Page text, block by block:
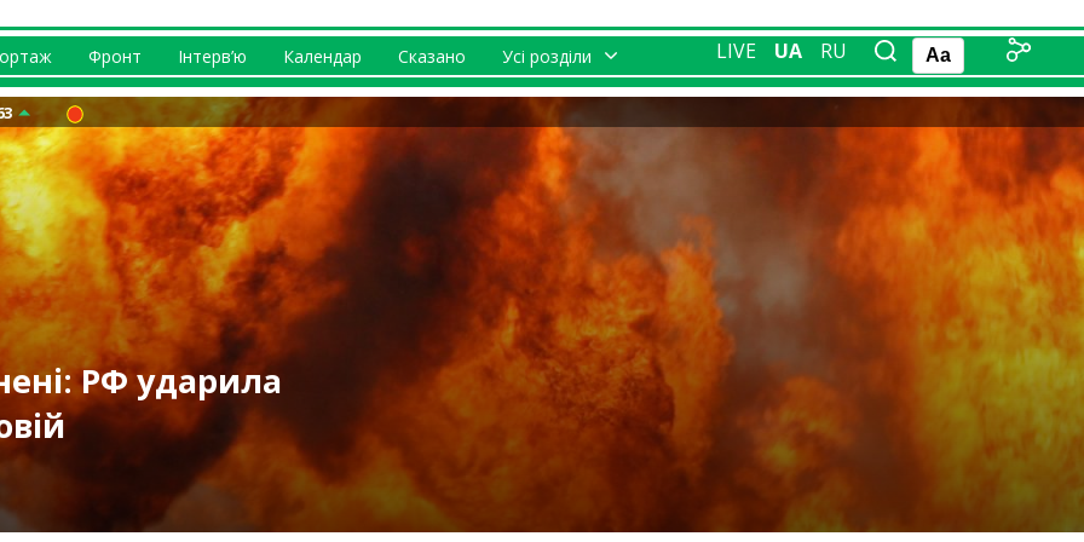
Фронт Інтерв’ю Календар Сказано Усі розділи LIVE UA RU Aa
на 20%,із
додому” –
розсилають
РФ ударила
троє